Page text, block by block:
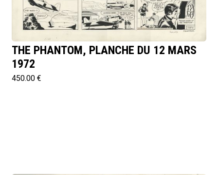
THE PHANTOM, PLANCHE DU 12 MARS
1972
450.00 €